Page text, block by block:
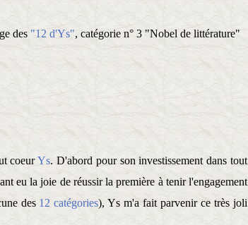
des "12 d'Ys", catégorie n° 3 "Nobel de littérature"
coeurYs. D'abord pour son investissement dans tout
eu la joie de réussir la première à tenir l'engagement
des 12 catégories), Ys m'a fait parvenir ce très joli